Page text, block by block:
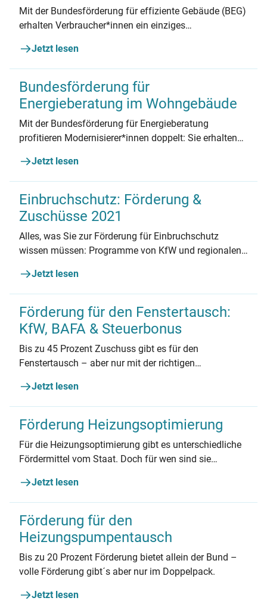
Mit der Bundesförderung für effiziente Gebäude (BEG)
erhalten Verbraucher*innen ein einziges
am Haus. Wie hoch die Fördersätze sind und wo man
sie erhält, lesen Sie hier.
Jetzt lesen
Bundesförderung für
Energieberatung im Wohngebäude
Mit der Bundesförderung für Energieberatung
profitieren Modernisierer*innen doppelt: Sie erhalten
erzielen die besten Ergebnisse für ihre Immobilie. So
funktioniert die Förderung.
Jetzt lesen
Einbruchschutz: Förderung &
Zuschüsse 2021
Alles, was Sie zur Förderung für Einbruchschutz
wissen müssen: Programme von KfW und regionalen
und mehr.
Jetzt lesen
Förderung für den Fenstertausch:
KfW, BAFA & Steuerbonus
Bis zu 45 Prozent Zuschuss gibt es für den
Fenstertausch – aber nur mit der richtigen
Jetzt lesen
Förderung Heizungsoptimierung
Für die Heizungsoptimierung gibt es unterschiedliche
Fördermittel vom Staat. Doch für wen sind sie
beantworten die wichtigsten Fragen.
Jetzt lesen
Förderung für den
Heizungspumpentausch
Bis zu 20 Prozent Förderung bietet allein der Bund –
volle Förderung gibt´s aber nur im Doppelpack.
Jetzt lesen